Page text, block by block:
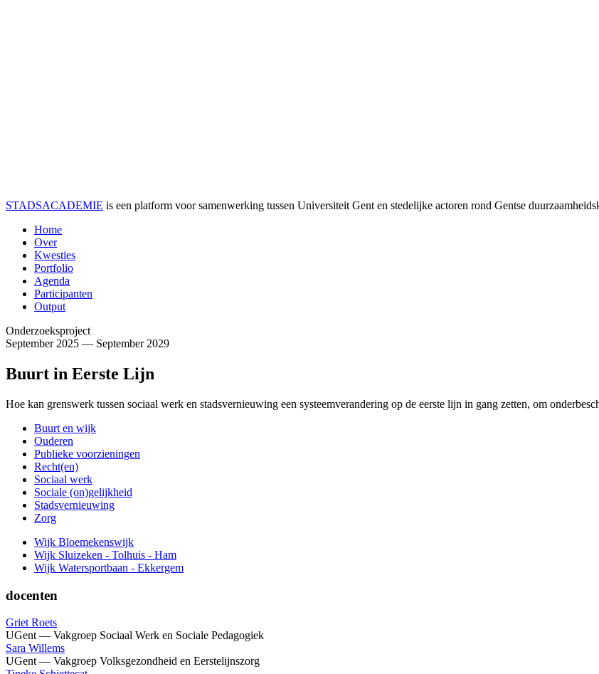
STADSACADEMIE is een platform voor samenwerking tussen Universiteit Gent en stedelijke actoren rond Gentse
Home
Over
Kwesties
Portfolio
Agenda
Participanten
Output
Onderzoeksproject
September 2025 — September 2029
Buurt in Eerste Lijn
Hoe kan grenswerk tussen sociaal werk en stadsvernieuwing een systeemverandering op de eerste lijn in gang zetten, om
Buurt en wijk
Ouderen
Publieke voorzieningen
Recht(en)
Sociaal werk
Sociale (on)gelijkheid
Stadsvernieuwing
Zorg
Wijk Bloemekenswijk
Wijk Sluizeken - Tolhuis - Ham
Wijk Watersportbaan - Ekkergem
docenten
Griet Roets
UGent — Vakgroep Sociaal Werk en Sociale Pedagogiek
Sara Willems
UGent — Vakgroep Volksgezondheid en Eerstelijnszorg